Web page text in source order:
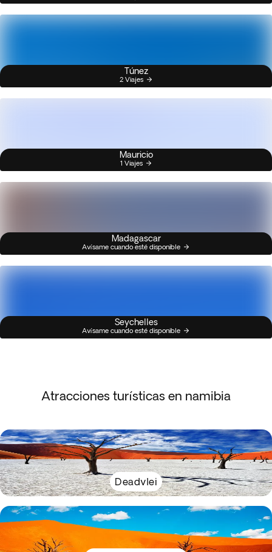
Túnez
2 Viajes
Mauricio
1 Viajes
Madagascar
Avísame cuando esté disponible
Seychelles
Avísame cuando esté disponible
Atracciones turísticas en namibia
Deadvlei